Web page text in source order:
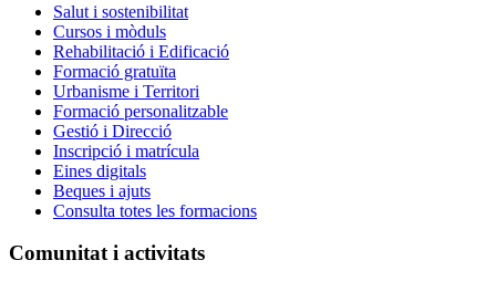
Salut i sostenibilitat
Cursos i mòduls
Rehabilitació i Edificació
Formació gratuïta
Urbanisme i Territori
Formació personalitzable
Gestió i Direcció
Inscripció i matrícula
Eines digitals
Beques i ajuts
Consulta totes les formacions
Comunitat i activitats